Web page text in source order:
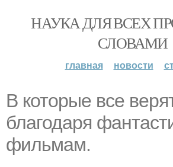
НАУКА ДЛЯ ВСЕХ
СЛОВАМИ
главная новости
В которые все
благодаря
фильмам.